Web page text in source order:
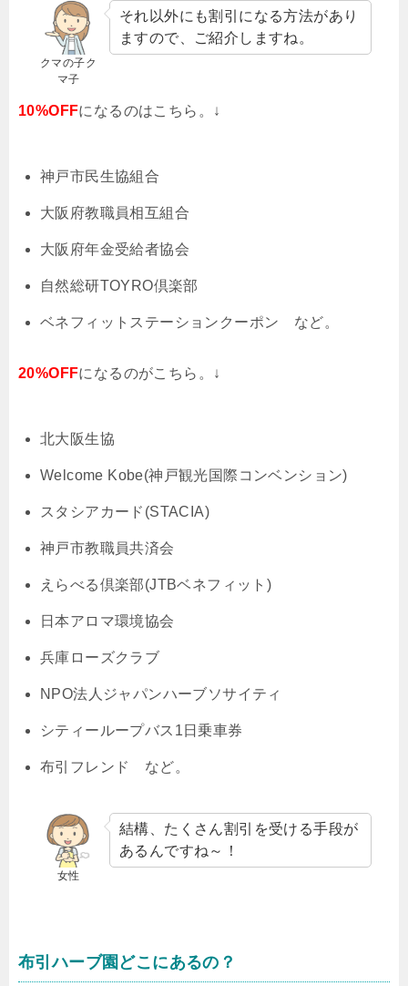
クマの子ク
マ子
それ以外にも割引になる方法があり
ますので、ご紹介しますね。
10%OFFになるのはこちら。↓
神戸市民生協組合
大阪府教職員相互組合
大阪府年金受給者協会
自然総研TOYRO倶楽部
ベネフィットステーションクーポン など。
20%OFFになるのがこちら。↓
北大阪生協
Welcome Kobe(神戸観光国際コンベンション)
スタシアカード(STACIA)
神戸市教職員共済会
えらべる倶楽部(JTBベネフィット)
日本アロマ環境協会
兵庫ローズクラブ
NPO法人ジャパンハーブソサイティ
シティーループバス1日乗車券
布引フレンド など。
女性
結構、たくさん割引を受ける手段が
あるんですね～！
布引ハーブ園どこにあるの？